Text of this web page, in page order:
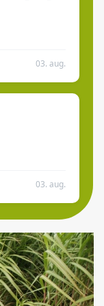
03. aug.
03. aug.